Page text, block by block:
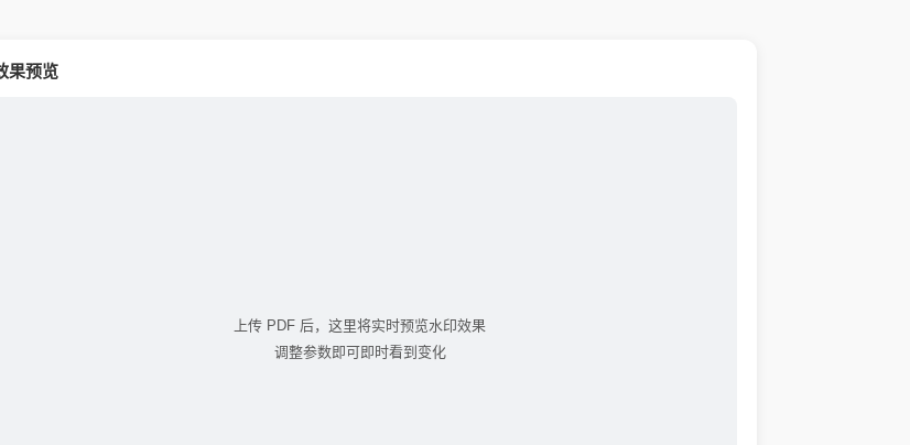
果预览
上传 PDF 后，这里将实时预览水印效果
调整参数即可即时看到变化